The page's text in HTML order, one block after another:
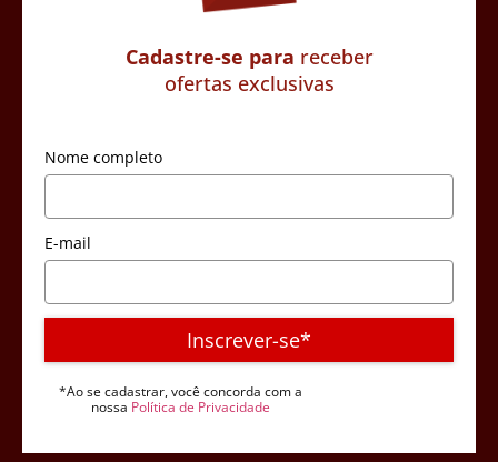
Cadastre-se para receber
ofertas exclusivas
Nome completo
E-mail
Inscrever-se*
*Ao se cadastrar, você concorda com a
nossa Política de Privacidade